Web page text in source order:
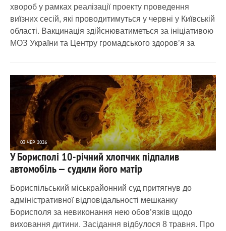
хвороб у рамках реалізації проекту проведення
виїзних сесій, які проводитимуться у червні у Київській
області. Вакцинація здійснюватиметься за ініціативою
МОЗ України та Центру громадського здоров’я за
03 ЧЕР 2026
2 664 0
У Борисполі 10-річний хлопчик підпалив
автомобіль — судили його матір
Бориспільський міськрайонний суд притягнув до
адміністративної відповідальності мешканку
Борисполя за невиконання нею обов’язків щодо
виховання дитини. Засідання відбулося 8 травня. Про